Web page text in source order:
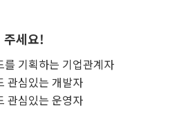
주세요!
기획하는 기업관계자
관심있는 개발자
관심있는 운영자